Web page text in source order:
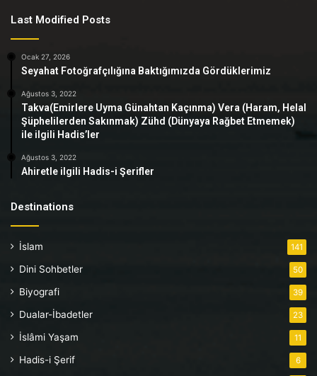
Last Modified Posts
Ocak 27, 2026
Seyahat Fotoğrafçılığına Baktığımızda Gördüklerimiz
Ağustos 3, 2022
Takva(Emirlere Uyma Günahtan Kaçınma) Vera (Haram, Helal
Şüphelilerden Sakınmak) Zühd (Dünyaya Rağbet Etmemek)
ile ilgili Hadis’ler
Ağustos 3, 2022
Ahiretle ilgili Hadis-i Şerifler
Destinations
İslam 141
Dini Sohbetler 50
Biyografi 39
Dualar-İbadetler 23
İslâmi Yaşam 11
Hadis-i Şerif 6